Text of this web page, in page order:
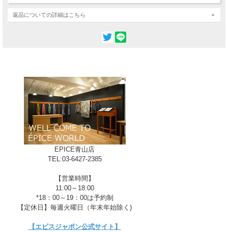
A-PRUNE
返品についての詳細はこちら
EPICE青山店
TEL:03-6427-2385
【営業時間】
11:00～18:00
*18：00～19：00は予約制
【定休日】毎週火曜日（年末年始除く)
【エピスジャポン公式サイト】